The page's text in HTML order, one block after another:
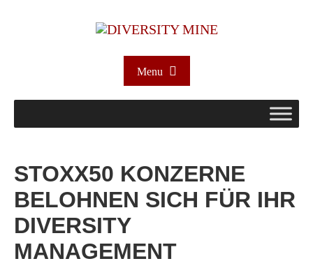
Menu
STOXX50 KONZERNE
BELOHNEN SICH FÜR IHR
DIVERSITY
MANAGEMENT